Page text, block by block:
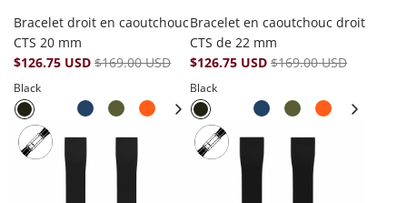
Bracelet droit en caoutchouc
CTS 20 mm
$126.75 USD $169.00 USD
Black
Bracelet en caoutchouc droit
CTS de 22 mm
$126.75 USD $169.00 USD
Black